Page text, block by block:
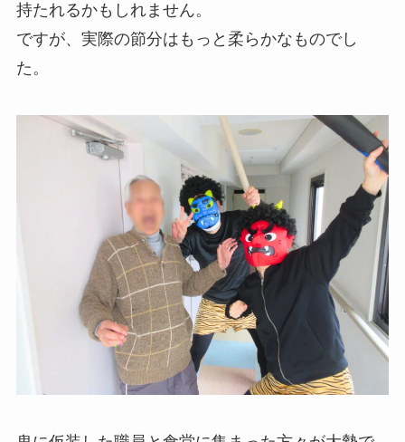
持たれるかもしれません。
ですが、実際の節分はもっと柔らかなものでし
た。